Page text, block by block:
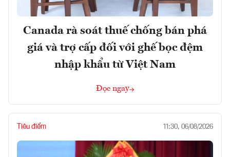
Canada rà soát thuế chống bán phá
giá và trợ cấp đối với ghế bọc đệm
nhập khẩu từ Việt Nam
Đọc ngay
Tiêu điểm 11:30, 06/08/2026